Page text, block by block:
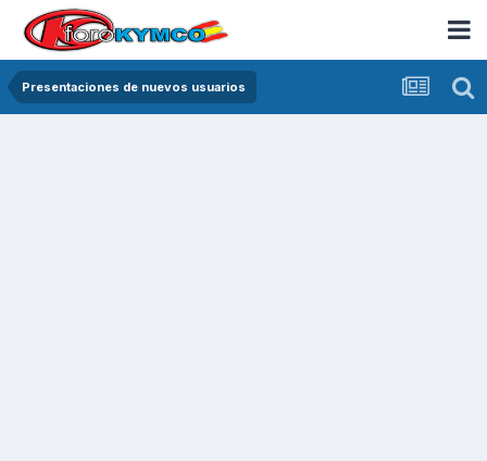
Presentaciones de nuevos usuarios